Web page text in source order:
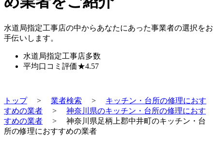
水道局指定工事店の中からあなたにあった事業者の選択をお
手伝いします。
水道局指定工事店多数
平均口コミ評価★4.57
トップ> 業者検索 > キッチン・台所の修理におす
すめの業者 > 神奈川県のキッチン・台所の修理におす
すめの業者 > 神奈川県足柄上郡中井町のキッチン・台
所の修理におすすめの業者